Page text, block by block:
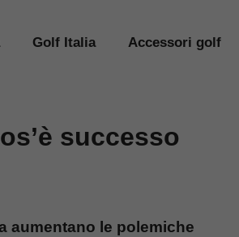
Golf Italia Accessori golf
successo
aumentano le polemiche